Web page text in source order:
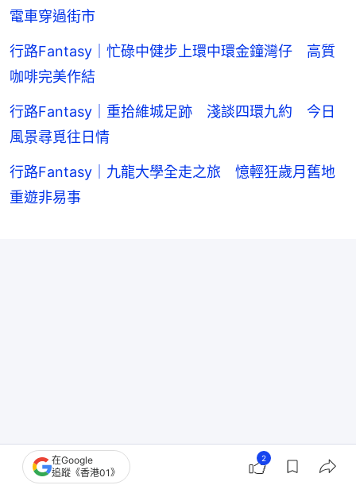
電車穿過街市
行路Fantasy｜忙碌中健步上環中環金鐘灣仔 高質
咖啡完美作結
行路Fantasy｜重拾維城足跡 淺談四環九約 今日
風景尋覓往日情
行路Fantasy｜九龍大學全走之旅 憶輕狂歲月舊地
重遊非易事
在Google
追蹤《香港01》
2